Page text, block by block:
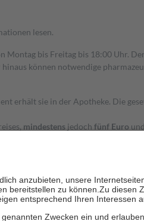
lesen.
bis Freitag bis 18:00 Uhr.
können notwendige
erhält sie in der Apotheke. Die
mindestens jedoch fünf Euro und
Stellung der Familie zu